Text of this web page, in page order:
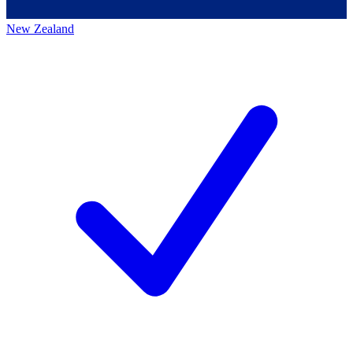
New Zealand